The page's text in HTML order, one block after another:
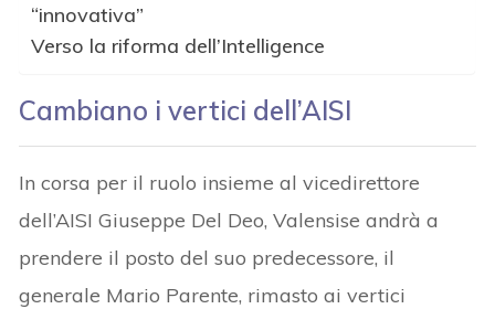
“innovativa”
Verso la riforma dell’Intelligence
Cambiano i vertici dell’AISI
In corsa per il ruolo insieme al vicedirettore
dell’AISI Giuseppe Del Deo, Valensise andrà a
prendere il posto del suo predecessore, il
generale Mario Parente, rimasto ai vertici